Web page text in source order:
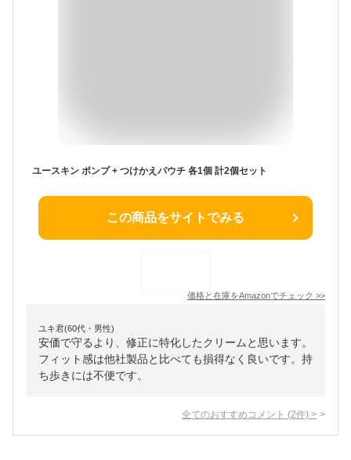
ユースキン ポンプ + つけかえパウチ 各1個 計2個セット
この商品をサイトでみる
価格と在庫をAmazonでチェック >>
ユキ君(60代・男性)
安価で守るより、修正に特化したクリームと思います。
フィット感は他社製品と比べても損得なく良いです。持
ち歩きには不便です。
全てのおすすめコメント (2件) >